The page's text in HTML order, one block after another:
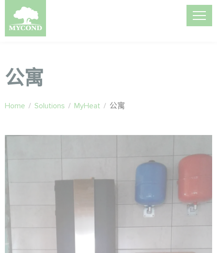
公寓
Home / Solutions / MyHeat / 公寓